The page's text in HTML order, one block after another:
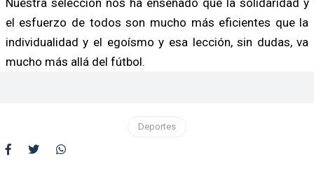
el esfuerzo de todos son mucho más eficientes que la
individualidad y el egoísmo y esa lección, sin dudas, va
mucho más allá del fútbol.
Deportes